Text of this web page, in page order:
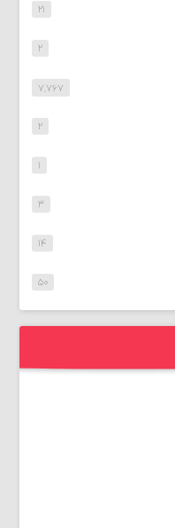
۲۱
۲
۷,۷۶۷
۲
۱
۳
۱۴
۵۰